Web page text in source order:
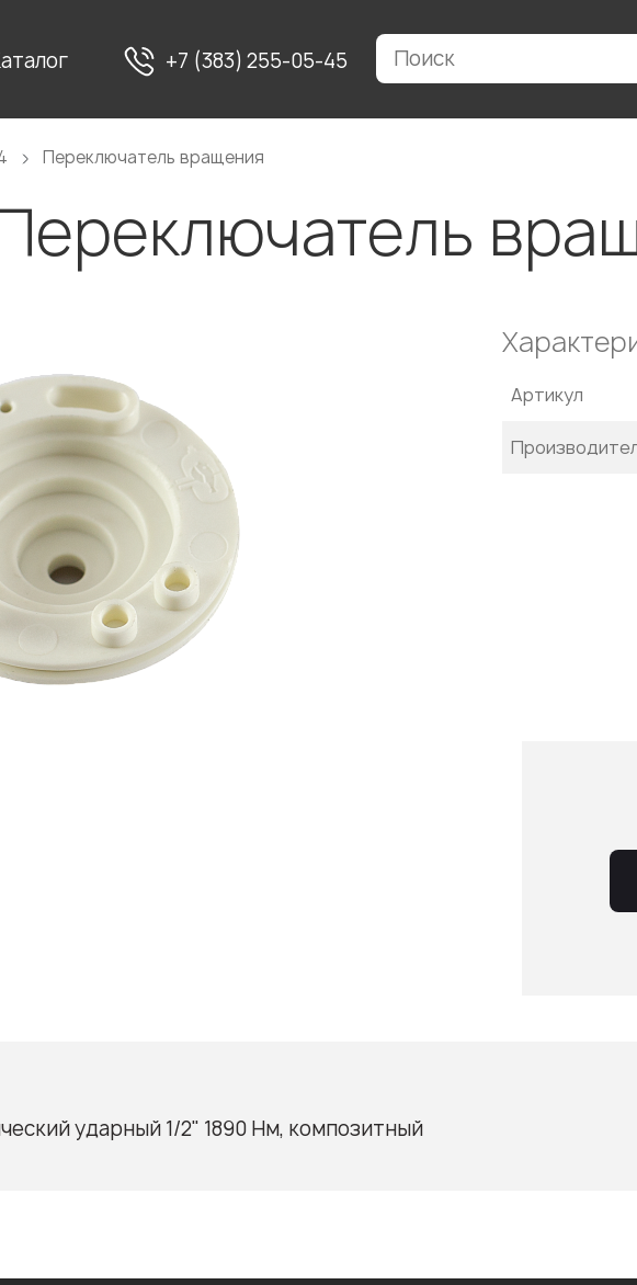
+7 (383) 255-05-45
Переключатель вращения
Артикул
ударный 1/2" 1890 Нм, композитный